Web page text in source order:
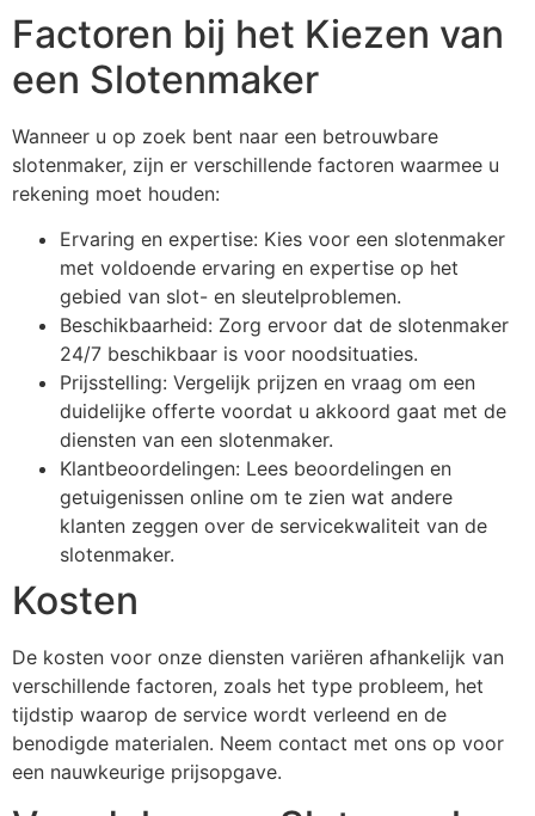
Factoren bij het Kiezen van
een Slotenmaker
Wanneer u op zoek bent naar een betrouwbare
slotenmaker, zijn er verschillende factoren waarmee u
rekening moet houden:
Ervaring en expertise: Kies voor een slotenmaker
met voldoende ervaring en expertise op het
gebied van slot- en sleutelproblemen.
Beschikbaarheid: Zorg ervoor dat de slotenmaker
24/7 beschikbaar is voor noodsituaties.
Prijsstelling: Vergelijk prijzen en vraag om een
duidelijke offerte voordat u akkoord gaat met de
diensten van een slotenmaker.
Klantbeoordelingen: Lees beoordelingen en
getuigenissen online om te zien wat andere
klanten zeggen over de servicekwaliteit van de
slotenmaker.
Kosten
De kosten voor onze diensten variëren afhankelijk van
verschillende factoren, zoals het type probleem, het
tijdstip waarop de service wordt verleend en de
benodigde materialen. Neem contact met ons op voor
een nauwkeurige prijsopgave.